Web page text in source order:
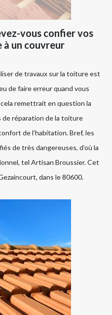
vous confier vos
un couvreur
de travaux sur la toiture est
de faire erreur quand vous
remettrait en question la
de réparation de la toiture
de l’habitation. Bref, les
de très dangereuses, d’où la
tel Artisan Broussier. Cet
dans le 80600.